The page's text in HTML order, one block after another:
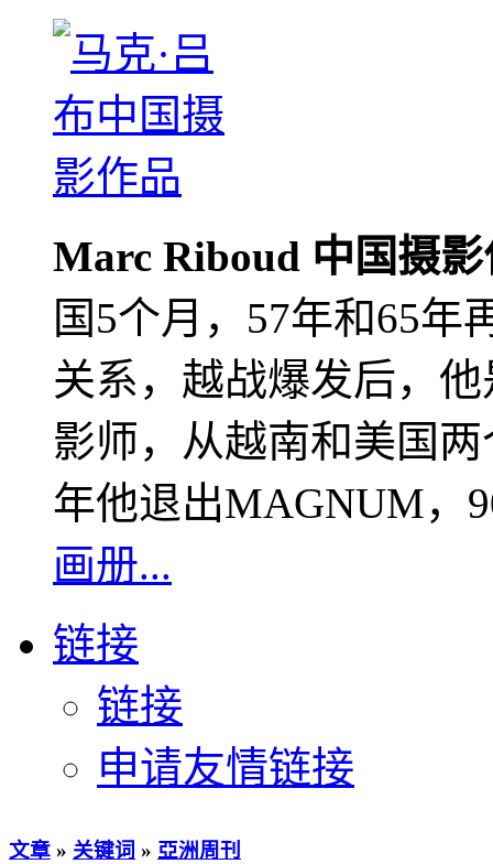
Marc Riboud 中国摄
国5个月，57年和65年
关系，越战爆发后，
影师，从越南和美国
年他退出MAGNUM，
画册...
链接
链接
申请友情链接
文章 » 关键词 » 亞洲周刊